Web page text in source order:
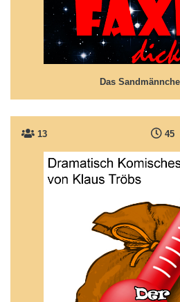
Das
13 45
Der Weihnachtsmann ist
Das weihnachtliche Fiasko